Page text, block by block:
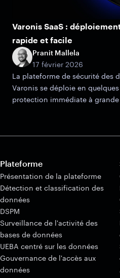
Varonis SaaS :
rapide et facile
Pranit Mallela
17 février 2026
La plateforme de sécurité des
Varonis se déploie en
protection immédiate à
Plateforme
Présentation de la plateforme
Détection et classification des
données
DSPM
Surveillance de l'activité des
bases de données
UEBA centré sur les données
Gouvernance de l'accès aux
données